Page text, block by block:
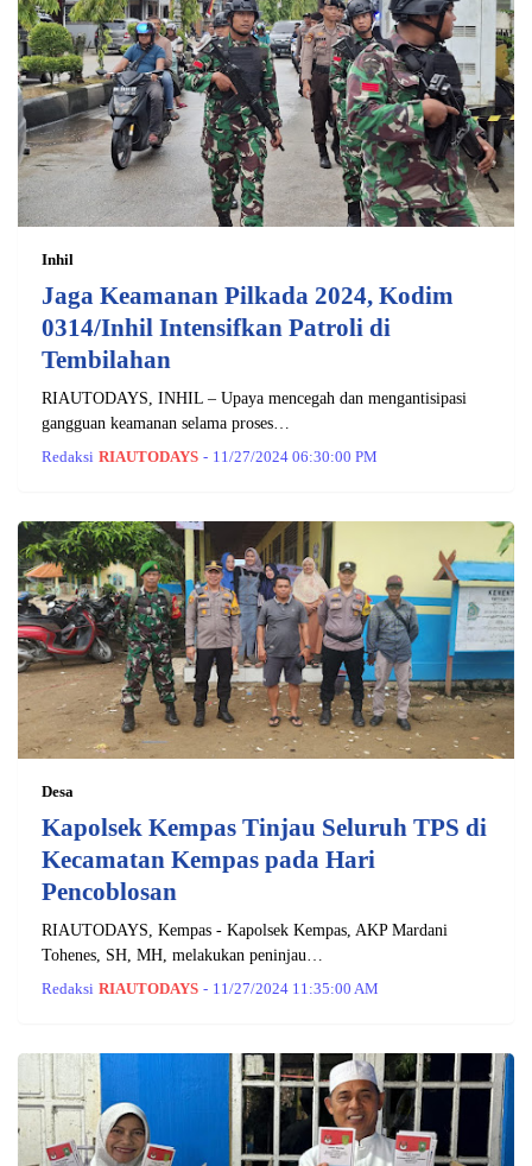
Inhil
Jaga Keamanan Pilkada 2024, Kodim
0314/Inhil Intensifkan Patroli di
Tembilahan
RIAUTODAYS, INHIL – Upaya mencegah dan mengantisipasi
gangguan keamanan selama proses…
Redaksi RIAUTODAYS - 11/27/2024 06:30:00 PM
Desa
Kapolsek Kempas Tinjau Seluruh TPS di
Kecamatan Kempas pada Hari
Pencoblosan
RIAUTODAYS, Kempas - Kapolsek Kempas, AKP Mardani
Tohenes, SH, MH, melakukan peninjau…
Redaksi RIAUTODAYS - 11/27/2024 11:35:00 AM